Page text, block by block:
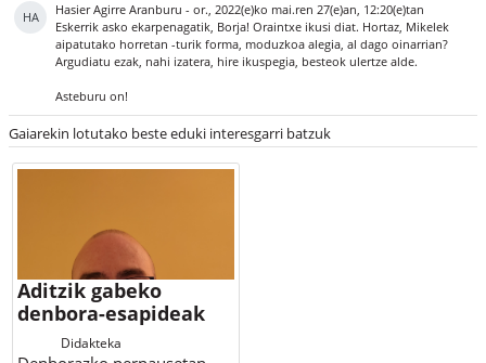
HA Hasier Agirre Aranburu -or., 2022(e)ko mai.ren 27(e)an, 12:20(e)tan
Eskerrik asko ekarpenagatik, Borja! Oraintxe ikusi diat. Hortaz, Mikelek
aipatutako horretan -turik forma, moduzkoa alegia, al dago oinarrian?
Argudiatu ezak, nahi izatera, hire ikuspegia, besteok ulertze alde.
Asteburu on!
Gaiarekin lotutako beste eduki interesgarri batzuk
Aditzik gabeko
denbora-esapideak
Didakteka